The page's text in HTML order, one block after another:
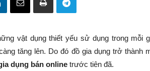
vật dụng thiết yếu sử dụng trong mỗi
tăng lên. Do đó đồ gia dụng trở thành
dụng bán online trước tiên đã.